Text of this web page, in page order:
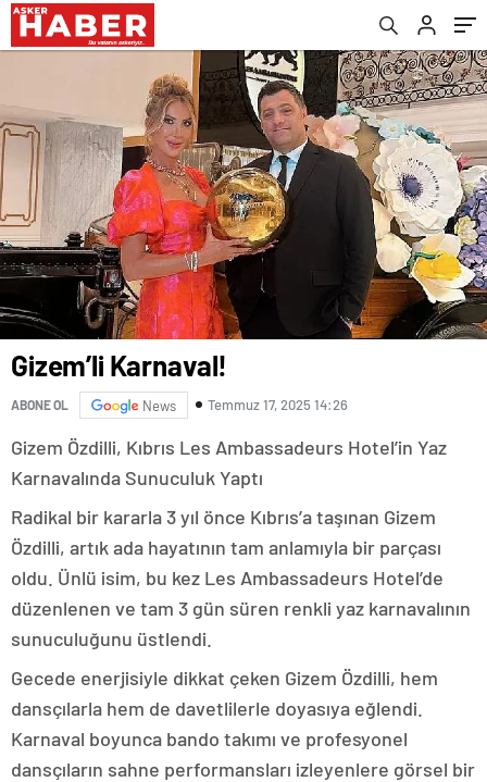
Gizem’li Karnaval!
ABONE OL News Temmuz 17, 2025 14:26
Gizem Özdilli, Kıbrıs Les Ambassadeurs Hotel’in Yaz
Karnavalında Sunuculuk Yaptı
Radikal bir kararla 3 yıl önce Kıbrıs’a taşınan Gizem
Özdilli, artık ada hayatının tam anlamıyla bir parçası
oldu. Ünlü isim, bu kez Les Ambassadeurs Hotel’de
düzenlenen ve tam 3 gün süren renkli yaz karnavalının
sunuculuğunu üstlendi.
Gecede enerjisiyle dikkat çeken Gizem Özdilli, hem
dansçılarla hem de davetlilerle doyasıya eğlendi.
Karnaval boyunca bando takımı ve profesyonel
dansçıların sahne performansları izleyenlere görsel bir
Enstrümantal Albümü Yayında!